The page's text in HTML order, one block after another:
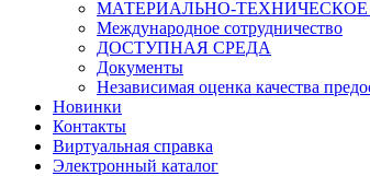
МАТЕРИАЛЬНО-
Международное сотрудничество
ДОСТУПНАЯ СРЕДА
Документы
Независимая оценка качества
Новинки
Контакты
Виртуальная справка
Электронный каталог